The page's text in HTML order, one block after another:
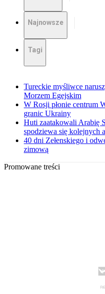
Najnowsze
Tagi
Tureckie myśliwce
Morzem Egejskim
W Rosji płonie centrum
granic Ukrainy
Huti zaatakowali Arabię
spodziewa się kolejnych
40 dni Zełenskiego i
zimową
Promowane treści